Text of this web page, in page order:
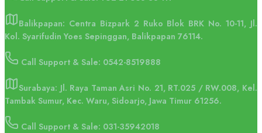
Balikpapan: Centra Bizpark 2 Ruko Blok BRK No. 10-11, Jl.
Kol. Syarifudin Yoes Sepinggan, Balikpapan 76114.
Call Support & Sale: 0542-8519888
Surabaya: Jl. Raya Taman Asri No. 21, RT.025 / RW.008, Kel.
Tambak Sumur, Kec. Waru, Sidoarjo, Jawa Timur 61256.
Call Support & Sale: 031-35942018